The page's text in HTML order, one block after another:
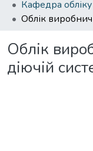
Облік
діючій